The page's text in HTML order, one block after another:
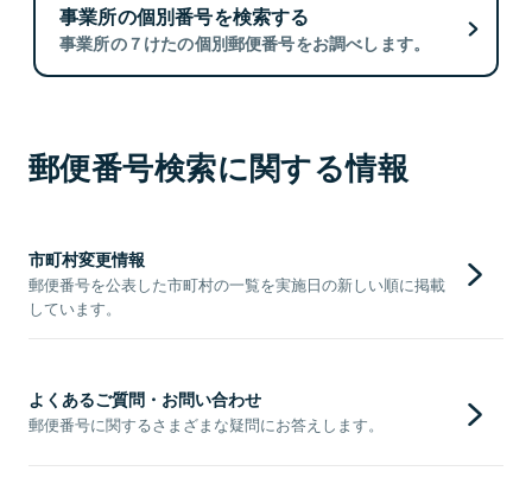
事業所の個別番号を検索する
事業所の７けたの個別郵便番号をお調べします。
郵便番号検索に関する情報
市町村変更情報
郵便番号を公表した市町村の一覧を実施日の新しい順に掲載
しています。
よくあるご質問・お問い合わせ
郵便番号に関するさまざまな疑問にお答えします。